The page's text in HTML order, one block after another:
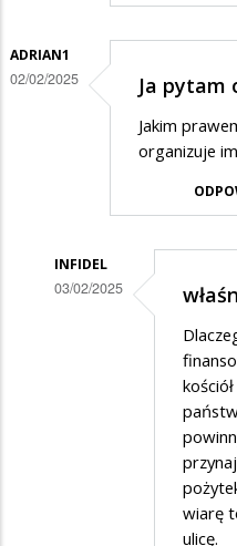
ADRIAN1
02/02/2025 Ja pytam
Jakim
organizuje
INFIDEL
03/02/2025
wiarę
ulicę.